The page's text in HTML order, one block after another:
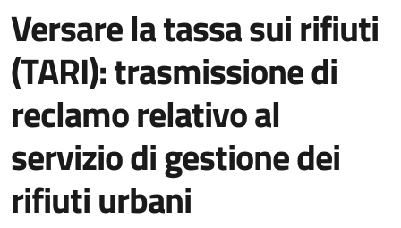
Versare la tassa sui rifiuti
(TARI): trasmissione di
reclamo relativo al
servizio di gestione dei
rifiuti urbani